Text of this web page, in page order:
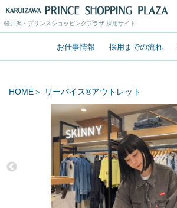
軽井沢・プリンスショッピングプラザ 採用サイト
お仕事情報 採用までの流れ
HOME リーバイス®アウトレット